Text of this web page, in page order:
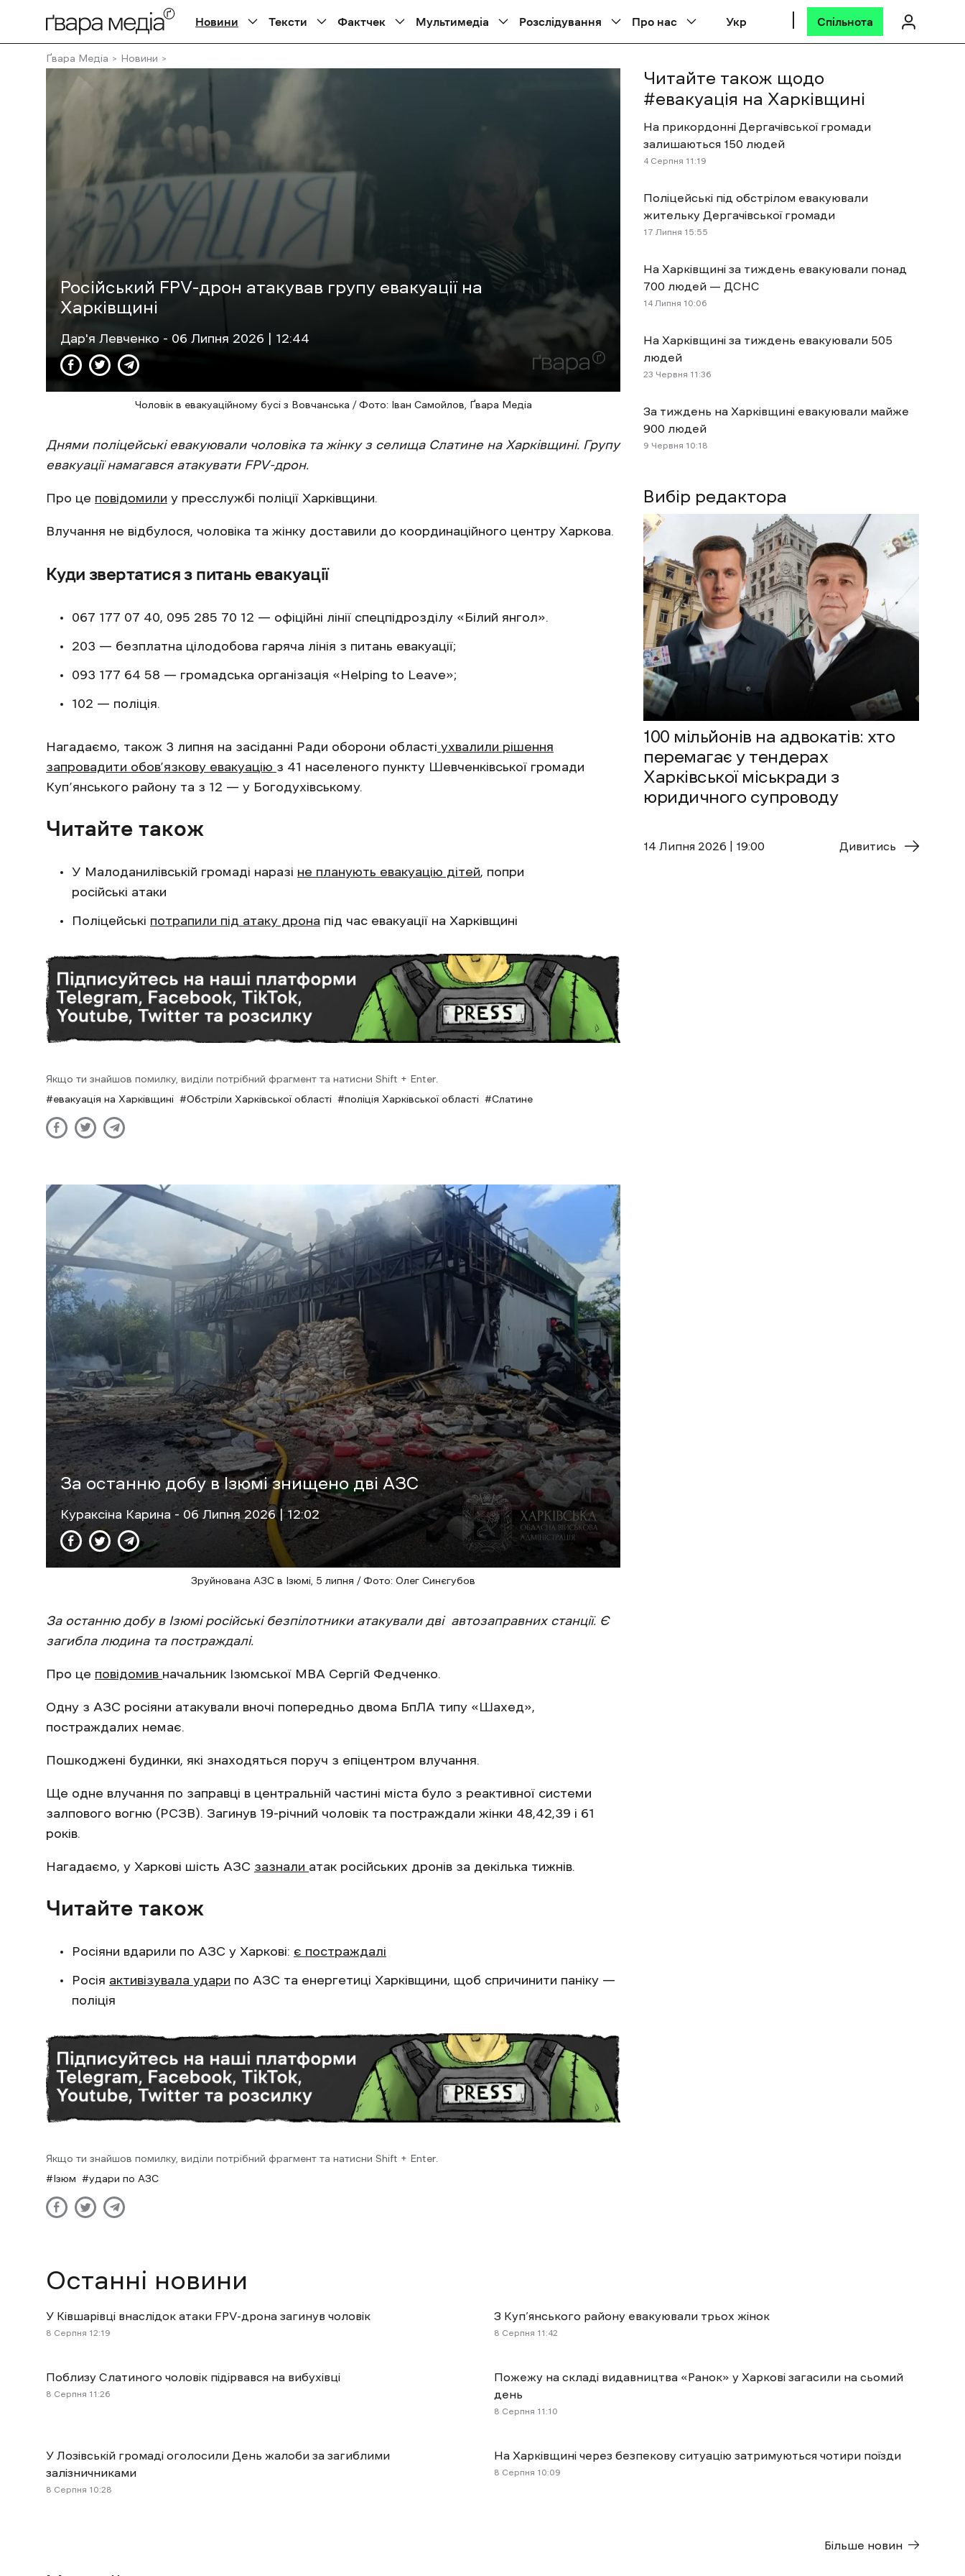
Новини Тексти Фактчек Мультимедіа Розслідування Про нас Укр Спільнота
Ґвара Медіа Новини
Російський FPV-дрон атакував групу евакуації на
Харківщині
Дар'я Левченко - 06 Липня 2026 | 12:44
Чоловік в евакуаційному бусі з Вовчанська / Фото: Іван Самойлов, Ґвара Медіа
Днями поліцейські евакуювали чоловіка та жінку з селища Слатине на Харківщині. Групу
евакуації намагався атакувати FPV-дрон.
Про це повідомили у пресслужбі поліції Харківщини.
Влучання не відбулося, чоловіка та жінку доставили до координаційного центру Харкова.
Куди звертатися з питань евакуації
067 177 07 40, 095 285 70 12 — офіційні лінії спецпідрозділу «Білий янгол».
203 — безплатна цілодобова гаряча лінія з питань евакуації;
093 177 64 58 — громадська організація «Helping to Leave»;
102 — поліція.
Нагадаємо, також 3 липня на засіданні Ради оборони області ухвалили рішення
запровадити обов’язкову евакуацію з 41 населеного пункту Шевченківської громади
Куп’янського району та з 12 — у Богодухівському.
Читайте також
У Малоданилівській громаді наразі не планують евакуацію дітей, попри
російські атаки
Поліцейські потрапили під атаку дрона під час евакуації на Харківщині
Якщо ти знайшов помилку, виділи потрібний фрагмент та натисни Shift + Enter.
евакуація на Харківщині
Обстріли Харківської області поліція Харківської області Слатине
За останню добу в Ізюмі знищено дві АЗС
Кураксіна Карина- 06 Липня 2026 | 12:02
Зруйнована АЗС в Ізюмі, 5 липня / Фото: Олег Синєгубов
За останню добу в Ізюміросійські безпілотники атакували дві автозаправних станції. Є
загибла людина та постраждалі.
Про це повідомив начальник Ізюмської МВА Сергій Федченко.
Одну з АЗС росіяни атакували вночі попередньо двома БпЛА типу «Шахед»,
постраждалих немає.
Пошкоджені будинки, які знаходяться поруч з епіцентром влучання.
Ще одне влучання по заправці в центральній частині міста було з реактивної системи
залпового вогню (РСЗВ). Загинув 19-річний чоловік та постраждали жінки 48,42,39 і 61
років.
Нагадаємо, у Харкові шість АЗС зазнали атак російських дронів за декілька тижнів.
Читайте також
Росіяни вдарили по АЗС у Харкові: є постраждалі
Росія активізувала удари по АЗС та енергетиці Харківщини, щоб спричинити паніку —
поліція
Якщо ти знайшов помилку, виділи потрібний фрагмент та натисни Shift + Enter.
Ізюм
удари по АЗС
Вибір редактора
100 мільйонів на адвокатів: хто
перемагає у тендерах
Харківської міськради з
юридичного супроводу
14 Липня 2026 | 19:00 Дивитись
Читайте також щодо
#евакуація на Харківщині
На прикордонні Дергачівської громади
залишаються 150 людей
4 Cерпня 11:19
Поліцейські під обстрілом евакуювали
жительку Дергачівської громади
17 Липня 15:55
На Харківщині за тиждень евакуювали понад
700 людей — ДСНС
14 Липня 10:06
На Харківщині за тиждень евакуювали 505
людей
23 Червня 11:36
За тиждень на Харківщині евакуювали майже
900 людей
9 Червня 10:18
Останні новини
У Ківшарівці внаслідок атаки FPV-дрона загинув чоловік
8 Cерпня 12:19
З Куп’янського району евакуювали трьох жінок
8 Cерпня 11:42
Поблизу Слатиного чоловік підірвався на вибухівці
8 Cерпня 11:26
Пожежу на складі видавництва «Ранок» у Харкові загасили на сьомий
день
8 Cерпня 11:10
У Лозівській громаді оголосили День жалоби за загиблими
залізничниками
8 Cерпня 10:28
На Харківщині через безпекову ситуацію затримуються чотири поїзди
8 Cерпня 10:09
Більше новин